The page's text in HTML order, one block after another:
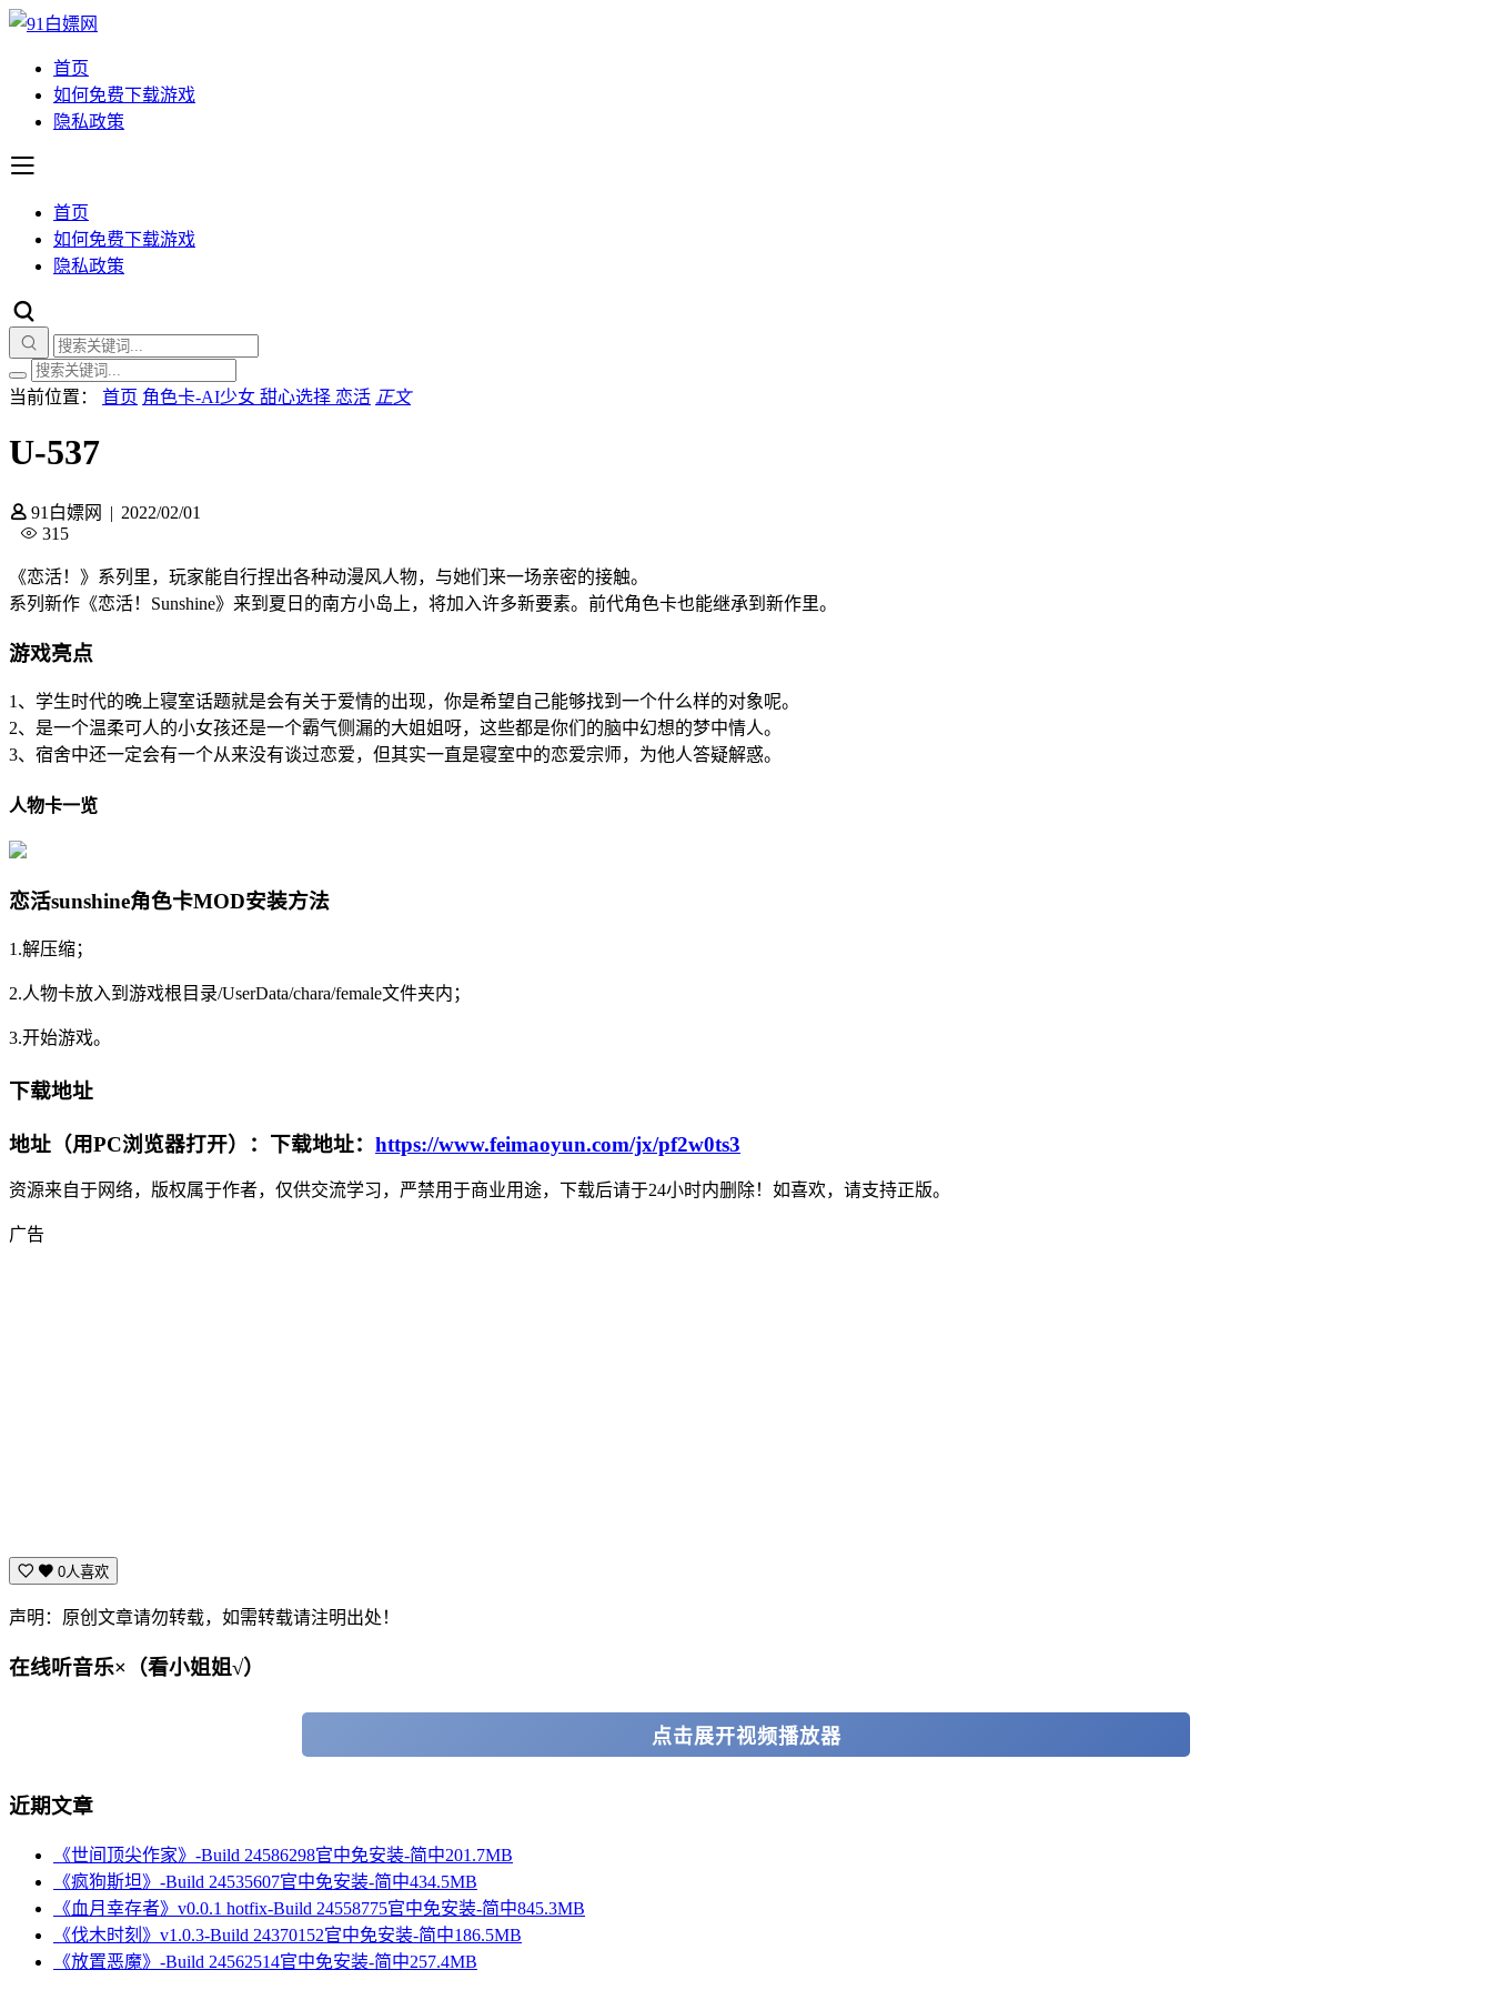
首页
如何免费下载游戏
隐私政策
首页
如何免费下载游戏
隐私政策
当前位置： 首页 角色卡-AI少女 甜心选择 恋活 正文
U-537
91白嫖网 | 2022/02/01
315
《恋活！》系列里，玩家能自行捏出各种动漫风人物，与她们来一场亲密的接触。
系列新作《恋活！Sunshine》来到夏日的南方小岛上，将加入许多新要素。前代角色卡也能继承到新作里。
游戏亮点
1、学生时代的晚上寝室话题就是会有关于爱情的出现，你是希望自己能够找到一个什么样的对象呢。
2、是一个温柔可人的小女孩还是一个霸气侧漏的大姐姐呀，这些都是你们的脑中幻想的梦中情人。
3、宿舍中还一定会有一个从来没有谈过恋爱，但其实一直是寝室中的恋爱宗师，为他人答疑解惑。
人物卡一览
恋活sunshine角色卡MOD安装方法
1.解压缩；
2.人物卡放入到游戏根目录/UserData/chara/female文件夹内；
3.开始游戏。
下载地址
地址（用PC浏览器打开）：下载地址： https://www.feimaoyun.com/jx/pf2w0ts3
资源来自于网络，版权属于作者，仅供交流学习，严禁用于商业用途，下载后请于24小时内删除！如喜欢，请支持正版。
广告
0人喜欢
声明：原创文章请勿转载，如需转载请注明出处！
在线听音乐×（看小姐姐√）
点击展开视频播放器
近期文章
《世间顶尖作家》-Build 24586298官中免安装-简中201.7MB
《疯狗斯坦》-Build 24535607官中免安装-简中434.5MB
《血月幸存者》v0.0.1 hotfix-Build 24558775官中免安装-简中845.3MB
《伐木时刻》v1.0.3-Build 24370152官中免安装-简中186.5MB
《放置恶魔》-Build 24562514官中免安装-简中257.4MB